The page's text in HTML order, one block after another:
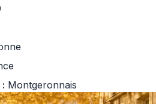
Montgeronnais